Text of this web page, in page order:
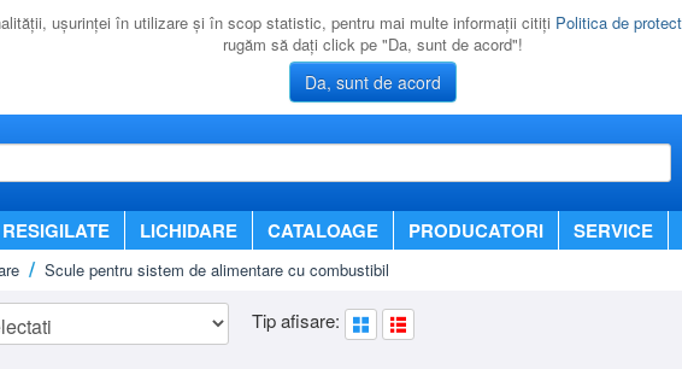
uşurinţei în utilizare şi în scop statistic, pentru mai multe informaţii citiţi Politica de
rugăm să daţi click pe "Da, sunt de acord"!
Da, sunt de acord
RESIGILATE LICHIDARE CATALOAGE PRODUCATORI SERVICE
Scule pentru sistem de alimentare cu combustibil
Tip afisare: